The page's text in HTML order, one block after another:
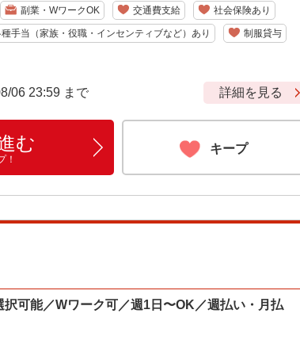
副業・WワークOK 交通費支給 社会保険あり
手当（家族・役職・インセンティブなど）あり 制服貸与
06 23:59 まで 詳細を見る
む
！
キープ
択可能／Wワーク可／週1日〜OK／週払い・月払